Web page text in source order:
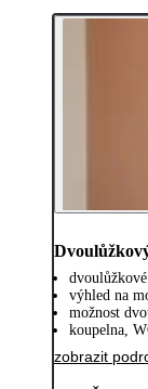
výhled na
možnost
koupelna,
zobrazit